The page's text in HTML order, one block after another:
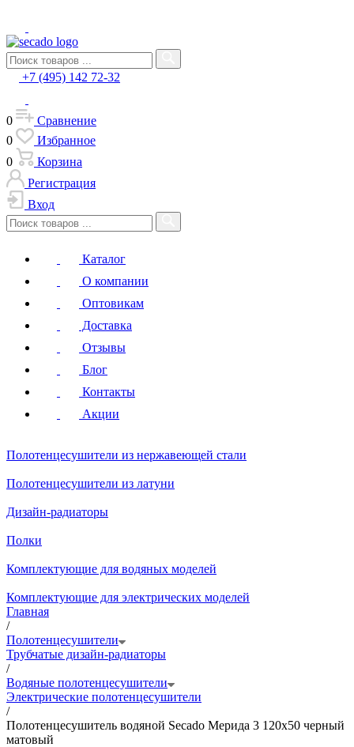
+7 (495) 142 72-32
0
Сравнение
0
Избранное
0
Корзина
Регистрация
Вход
Каталог
О компании
Оптовикам
Доставка
Отзывы
Блог
Контакты
Акции
Полотенцесушители из нержавеющей стали
Полотенцесушители из латуни
Дизайн-радиаторы
Полки
Комплектующие для водяных моделей
Комплектующие для электрических моделей
Главная
/
Полотенцесушители
Трубчатые дизайн-радиаторы
/
Водяные полотенцесушители
Электрические полотенцесушители
/
Полотенцесушитель водяной Secado Мерида 3 120x50 черный
матовый